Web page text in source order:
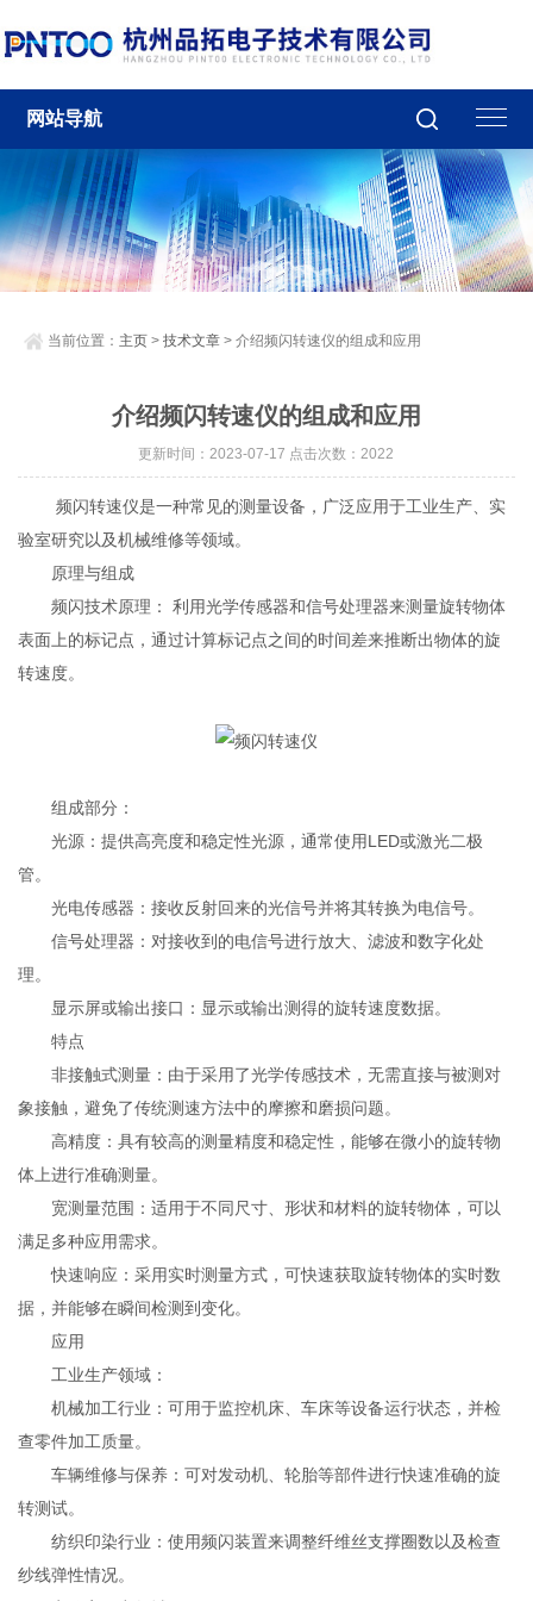
网站导航
当前位置： 主页 >技术文章 > 介绍频闪转速仪的组成和应用
介绍频闪转速仪的组成和应用
更新时间：2023-07-17 点击次数：2022
频闪转速仪是一种常见的测量设备，广泛应用于工业生产、实
验室研究以及机械维修等领域。
原理与组成
频闪技术原理： 利用光学传感器和信号处理器来测量旋转物体
表面上的标记点，通过计算标记点之间的时间差来推断出物体的旋
转速度。
组成部分：
光源：提供高亮度和稳定性光源，通常使用LED或激光二极
管。
光电传感器：接收反射回来的光信号并将其转换为电信号。
信号处理器：对接收到的电信号进行放大、滤波和数字化处
理。
显示屏或输出接口：显示或输出测得的旋转速度数据。
特点
非接触式测量：由于采用了光学传感技术，无需直接与被测对
象接触，避免了传统测速方法中的摩擦和磨损问题。
高精度：具有较高的测量精度和稳定性，能够在微小的旋转物
体上进行准确测量。
宽测量范围：适用于不同尺寸、形状和材料的旋转物体，可以
满足多种应用需求。
快速响应：采用实时测量方式，可快速获取旋转物体的实时数
据，并能够在瞬间检测到变化。
应用
工业生产领域：
机械加工行业：可用于监控机床、车床等设备运行状态，并检
查零件加工质量。
车辆维修与保养：可对发动机、轮胎等部件进行快速准确的旋
转测试。
纺织印染行业：使用频闪装置来调整纤维丝支撑圈数以及检查
纱线弹性情况。